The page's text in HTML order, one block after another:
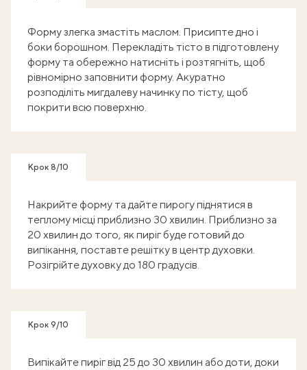
Форму злегка змастіть маслом. Присипте дно і
боки борошном. Перекладіть тісто в підготовлену
форму та обережно натисніть і розтягніть, щоб
рівномірно заповнити форму. Акуратно
розподіліть мигдалеву начинку по тісту, щоб
покрити всю поверхню.
Крок 8/10
Накрийте форму та дайте пирогу піднятися в
теплому місці приблизно 30 хвилин. Приблизно за
20 хвилин до того, як пиріг буде готовий до
випікання, поставте решітку в центр духовки.
Розігрійте духовку до 180 градусів.
Крок 9/10
Випікайте пиріг від 25 до 30 хвилин або доти, доки